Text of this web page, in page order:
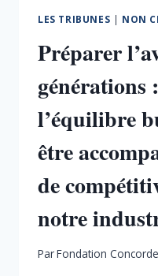
LES TRIBUNES | NON
Préparer
générations
l’équilibre
être
de
notre
ParFondation Concorde